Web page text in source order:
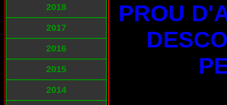
2018
2017
2016
2015
2014
PROU